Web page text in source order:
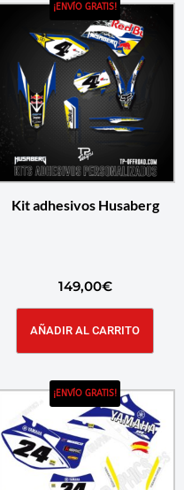
¡ENVÍO GRATIS!
Kit adhesivos Husaberg
149,00€
AÑADIR AL CARRITO
¡ENVÍO GRATIS!